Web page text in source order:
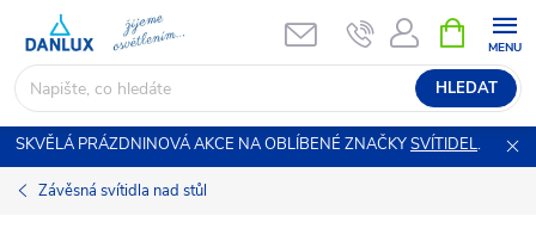
obsah
HLEDAT
NÁKUPNÍ
KOŠÍK
SKVĚLÁ PRÁZDNINOVÁ AKCE NA OBLÍBENÉ ZNAČKYSVÍTIDEL.
Závěsná svítidla nad stůl